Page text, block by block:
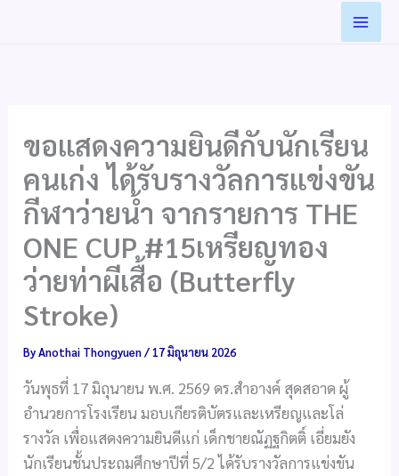
ขอแสดงความยินดีกับนักเรียน
คนเก่ง ได้รับรางวัลการแข่งขัน
กีฬาว่ายน้ำ จากรายการ THE
ONE CUP #15เหรียญทอง
ว่ายท่าผีเสื้อ (Butterfly
Stroke)
ByAnothai Thongyuen/ 17 มิถุนายน 2026
วันพุธที่ 17 มิถุนายน พ.ศ. 2569 ดร.สำอางค์ สุดสอาด ผู้
อำนวยการโรงเรียน มอบเกียรติบัตรและเหรียญและโล่
รางวัล เพื่อแสดงความยินดีแก่ เด็กชายณัฏฐกิตติ์ เอี่ยมยัง
นักเรียนชั้นประถมศึกษาปีที่ 5/2 ได้รับรางวัลการแข่งขัน